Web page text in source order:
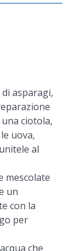
asparagi,
ciotola,
uova,
al
mescolate
un
con la
per
che